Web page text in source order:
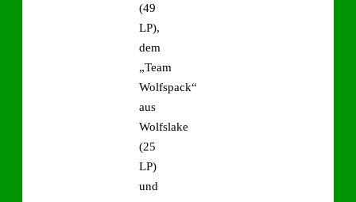
(49
LP),
dem
„Team
Wolfspack“
aus
Wolfslake
(25
LP)
und